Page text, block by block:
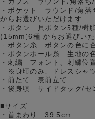
・ポケット ラウンド/角落
からお選びいただけます
・ボタン 貝ボタン5種/樹
(15mm)6種 からお選びい
・ボタン糸 ボタンの色に
・ボタンホール糸 生地の
・刺繍 フォント、刺繍位
※身頃のみ、ドレスシャ
・前たて 表前立て
・後身頃 サイドタック/セ
■サイズ
・首まわり 39.5cm